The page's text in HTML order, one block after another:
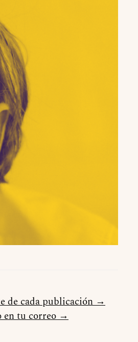
de cada publicación →
en tu correo →